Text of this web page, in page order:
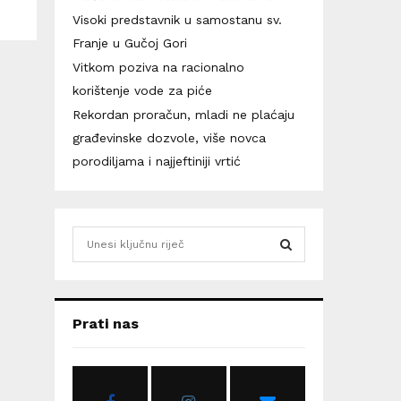
Visoki predstavnik u samostanu sv.
Franje u Gučoj Gori
Vitkom poziva na racionalno
korištenje vode za piće
Rekordan proračun, mladi ne plaćaju
građevinske dozvole, više novca
porodiljama i najjeftiniji vrtić
h
o
Prati nas